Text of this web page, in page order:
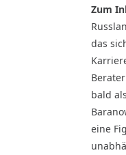
Zum
das
bald
eine